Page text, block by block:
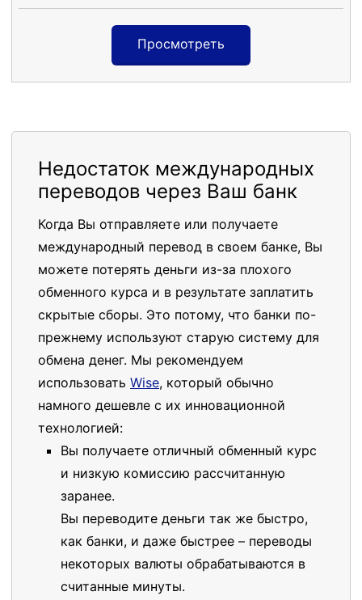
Просмотреть
Недостаток международных
переводов через Ваш банк
Когда Вы отправляете или получаете
международный перевод в своем банке, Вы
можете потерять деньги из-за плохого
обменного курса и в результате заплатить
скрытые сборы. Это потому, что банки по-
прежнему используют старую систему для
обмена денег. Мы рекомендуем
использовать Wise, который обычно
намного дешевле с их инновационной
технологией:
Вы получаете отличный обменный курс
и низкую комиссию рассчитанную
заранее.
Вы переводите деньги так же быстро,
как банки, и даже быстрее – переводы
некоторых валюты обрабатываются в
считанные минуты.